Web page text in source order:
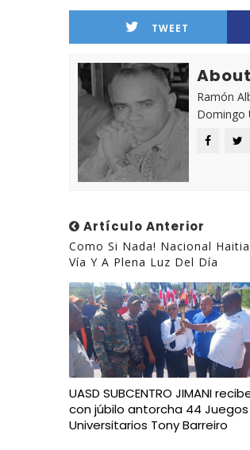
TWEET
Ramón
Domingo
Artículo Anterior
Como Si Nada! Nacional
Vía Y A Plena Luz Del Día
UASD SUBCENTRO JIMANI
con júbilo antorcha 44 Juegos
Universitarios Tony Barreiro